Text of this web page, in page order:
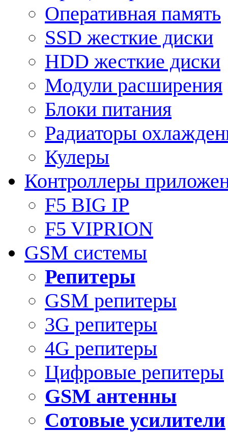
Оперативная память
SSD жесткие диски
HDD жесткие диски
Модули расширения
Блоки питания
Радиаторы
Кулеры
Контроллеры
F5 BIG IP
F5 VIPRION
GSM системы
Репитеры
GSM репитеры
3G репитеры
4G репитеры
Цифровые репитеры
GSM антенны
Сотовые усилители